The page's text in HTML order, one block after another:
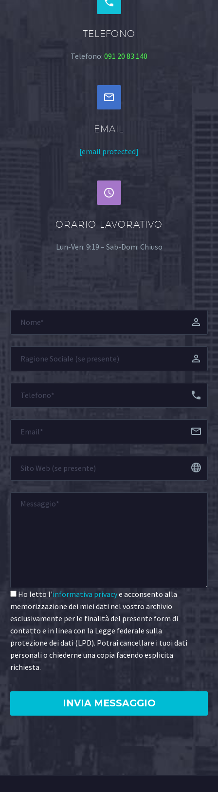
TELEFONO
Telefono: 091 20 83 140


EMAIL
[email protected]


ORARIO LAVORATIVO
Lun-Ven: 9:19 – Sab-Dom: Chiuso
Ho letto l'informativa privacye acconsento alla
memorizzazione dei miei dati nel vostro archivio
esclusivamente per le finalità del presente form di
contatto e in linea con la Legge federale sulla
protezione dei dati (LPD). Potrai cancellare i tuoi dati
personali o chiederne una copia facendo esplicita
richiesta.